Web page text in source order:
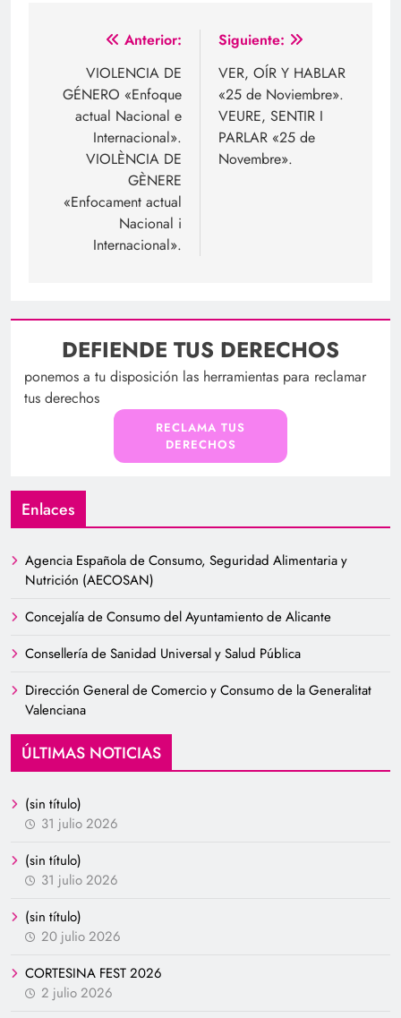
Navegación
entradas
Anterior:
VIOLENCIA DE
GÉNERO «Enfoque
actual Nacional e
Internacional».
VIOLÈNCIA DE
GÈNERE
«Enfocament actual
Nacional i
Internacional».
Siguiente:
VER, OÍR Y HABLAR
«25 de Noviembre».
VEURE, SENTIR I
PARLAR «25 de
Novembre».
DEFIENDE TUS DERECHOS
ponemos a tu disposición las herramientas para reclamar
tus derechos
RECLAMA TUS
DERECHOS
Enlaces
Agencia Española de Consumo, Seguridad Alimentaria y
Nutrición (AECOSAN)
Concejalía de Consumo del Ayuntamiento de Alicante
Consellería de Sanidad Universal y Salud Pública
Dirección General de Comercio y Consumo de la Generalitat
Valenciana
ÚLTIMAS NOTICIAS
(sin título)
31 julio 2026
(sin título)
31 julio 2026
(sin título)
20 julio 2026
CORTESINA FEST 2026
2 julio 2026